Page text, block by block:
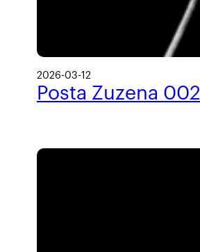
2026-03-12
Posta Zuzena 002